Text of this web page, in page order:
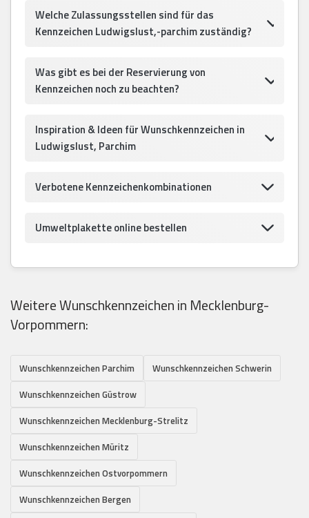
Welche Zulassungsstellen sind für das
Kennzeichen Ludwigslust,-parchim zuständig?
Was gibt es bei der Reservierung von
Kennzeichen noch zu beachten?
Inspiration & Ideen für Wunschkennzeichen in
Ludwigslust, Parchim
Verbotene Kennzeichenkombinationen
Umweltplakette online bestellen
Weitere Wunschkennzeichen in Mecklenburg-
Vorpommern:
Wunschkennzeichen Parchim
Wunschkennzeichen Schwerin
Wunschkennzeichen Güstrow
Wunschkennzeichen Mecklenburg-Strelitz
Wunschkennzeichen Müritz
Wunschkennzeichen Ostvorpommern
Wunschkennzeichen Bergen